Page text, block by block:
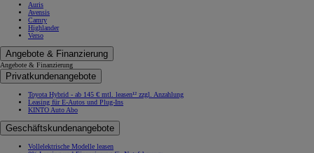
Auris
Avensis
Camry
Highlander
Verso
Angebote & Finanzierung
Angebote & Finanzierung
Privatkundenangebote
Toyota Hybrid - ab 145 € mtl. leasen¹² zzgl. Anzahlung
Leasing für E-Autos und Plug-Ins
KINTO Auto Abo
Geschäftskundenangebote
Vollelektrische Modelle leasen